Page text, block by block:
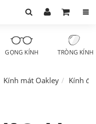
GỌNG KÍNH TRÒNG KÍNH
Kính mát Oakley Kính